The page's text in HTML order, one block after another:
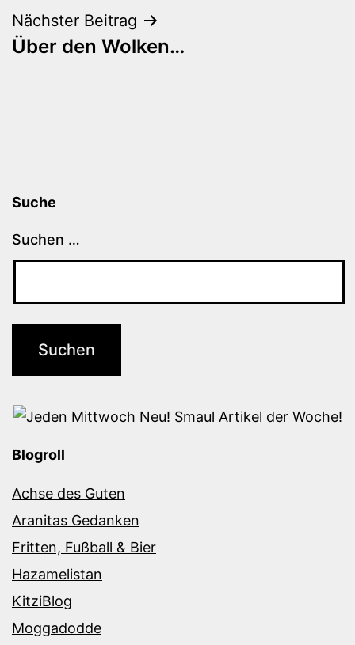
Nächster Beitrag
Über den Wolken…
Suche
Suchen …
Blogroll
Achse des Guten
Aranitas Gedanken
Fritten, Fußball & Bier
Hazamelistan
KitziBlog
Moggadodde